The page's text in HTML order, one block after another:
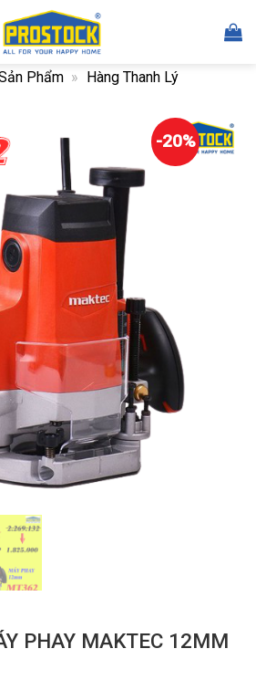
Phẩm » Hàng Thanh Lý
-20%
PHAY MAKTEC 12MM